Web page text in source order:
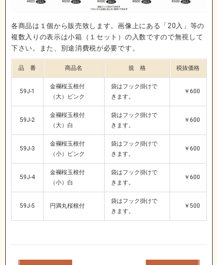
各商品は１個から販売致します。画像上にある「20入」等の
複数入りの表示は小箱（１セット）の入数ですので無視して
下さい。また、別途消費税が必要です。
品 番 商品名 規 格 税抜価格
59J-1
金襴桜玉根付
（大）ピンク
袋はフック掛けで
きます。
￥600
59J-2
金襴桜玉根付
（大）白
袋はフック掛けで
きます。
￥600
59J-3
金襴桜玉根付
（小）ピンク
袋はフック掛けで
きます。
￥600
59J-4
金襴桜玉根付
（小）白
袋はフック掛けで
きます。
￥600
59J-5 円満丸桜根付
袋はフック掛けで
きます。
￥500